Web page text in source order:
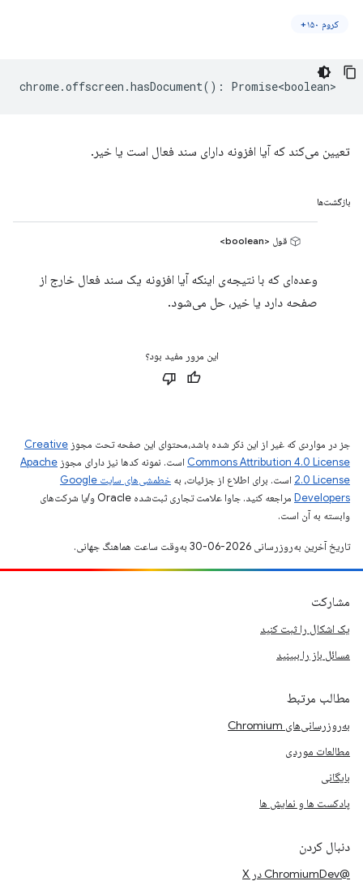
کروم ۱۵۰+
chrome.offscreen .hasDocument() : Promise<boolean>
تعیین می‌کند که آیا افزونه دارای سند فعال است یا خیر.
بازگشت‌ها
قول <boolean>
وعده‌ای که با نتیجه‌ی اینکه آیا افزونه یک سند فعال خارج از
صفحه دارد یا خیر، حل می‌شود.
این مرور مفید بود؟
جز در مواردی که غیر از این ذکر شده باشد،‌محتوای این صفحه تحت مجوز Creative
Commons Attribution 4.0 License است. نمونه کدها نیز دارای مجوز Apache
2.0 License است. برای اطلاع از جزئیات، به
خطمشی‌های سایت Google
Developers‏
مراجعه کنید. جاوا علامت تجاری ثبت‌شده Oracle و/یا شرکت‌های
وابسته به آن است.
تاریخ آخرین به‌روزرسانی 2026-06-30 به‌وقت ساعت هماهنگ جهانی.
مشارکت
یک اشکال را ثبت کنید
مسائل باز را ببینید
مطالب مرتبط
به‌روزرسانی‌های Chromium
مطالعات موردی
بایگانی
پادکست ها و نمایش ها
دنبال کردن
@ChromiumDev در X